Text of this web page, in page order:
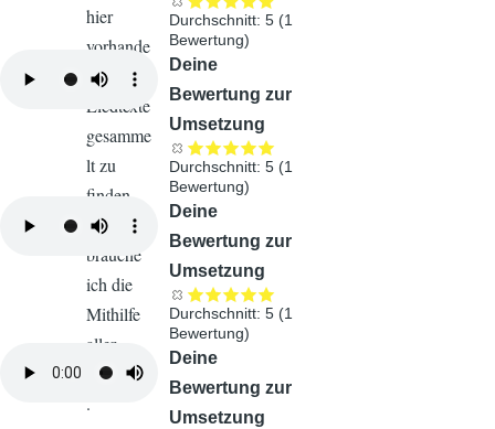
Durchschnitt:5 (1
Bewertung)
Deine
Bewertung zur
Umsetzung
Durchschnitt:5 (1
Bewertung)
Deine
Bewertung zur
Umsetzung
Durchschnitt:5 (1
Bewertung)
Deine
Bewertung zur
Umsetzung
hier
vorhande
nen
Liedtexte
gesamme
lt zu
finden
sind,
brauche
ich die
Mithilfe
aller
Besucher
.